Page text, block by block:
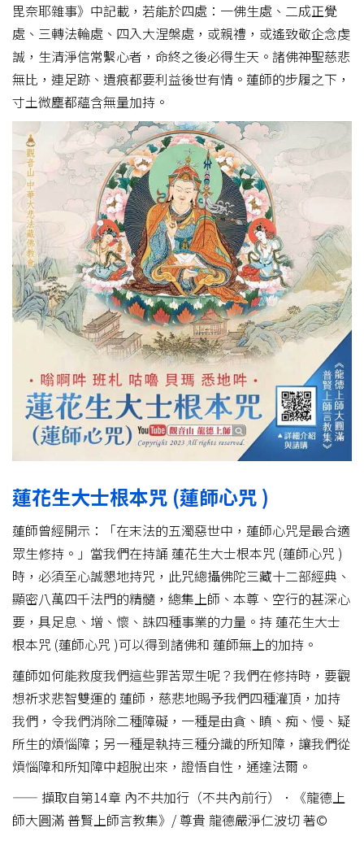
毘奈耶雜事》中記載，若能於四處：一佛生處、二成正覺
處、三轉法輪處、四入大涅槃處，或親禮，或遙致敬企念虔
誠，生清淨信常繫心者，命終之後必得生天。諸佛神聖慈悲
無比，連足跡、遺痕都要利益後世有情。蓮師的步履之下，
寸土微塵都蘊含無量加持。
蓮花生大士根本咒 (蓮師心咒 )
蓮師曾經開示：「在末法的五濁惡世中，蓮師心咒是最合適
眾生修持。」當我們在持誦 蓮花生大士根本咒 (蓮師心咒 )
時，必須至心誠懇地持咒，此咒總攝佛陀三藏十二部經典、
顯密八萬四千法門的精髓，總集上師、本尊、空行的甚深心
要，具足息、增、懷、誅四種事業的力量。持 蓮花生大士
根本咒 (蓮師心咒 )可以得到諸佛和 蓮師無上的加持。
蓮師如何能救度我們這些罪苦眾生呢？我們在修持時，要觀
想祈求悲智雙運的 蓮師，慈悲地賜予我們四種灌頂，加持
我們，令我們消除二種障礙，一種是由貪、瞋、痴、慢、疑
所生的煩惱障；另一種是執持三種分識的所知障，讓我們從
煩惱障和所知障中超脫出來，證悟自性，通達法爾。
—— 擷取自第14章 內不共加行（不共內前行）．《龍德上
師大圓滿 普賢上師言教集》/ 尊貴 龍德嚴淨仁波切 著©